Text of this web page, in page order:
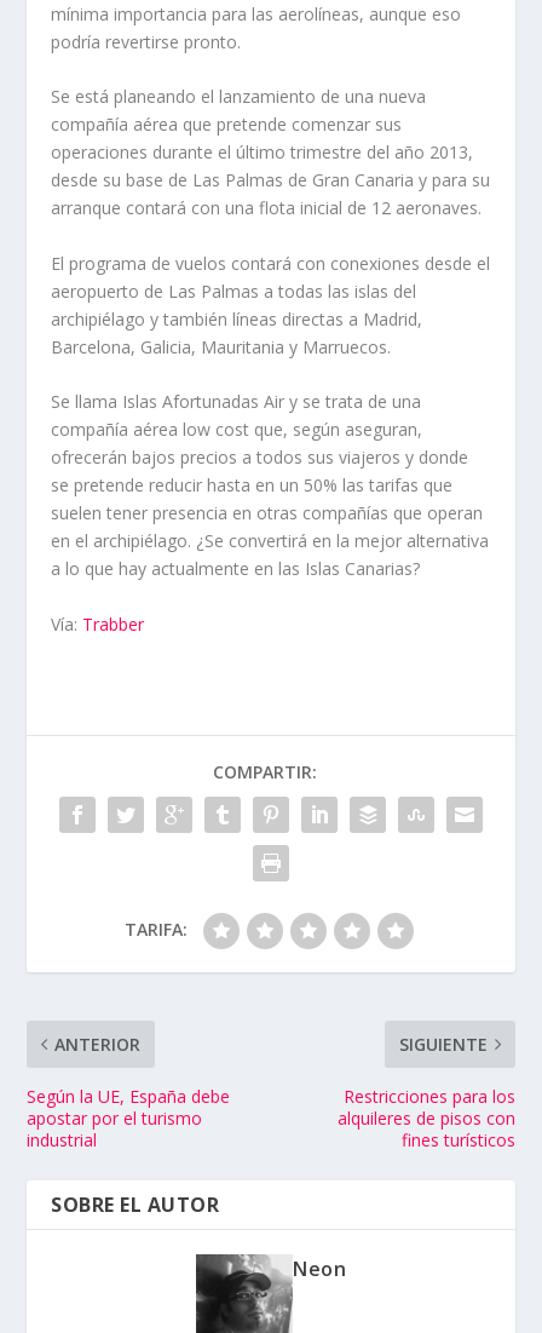
mínima importancia para las aerolíneas, aunque eso
podría revertirse pronto.
Se está planeando el lanzamiento de una nueva
compañía aérea que pretende comenzar sus
operaciones durante el último trimestre del año 2013,
desde su base de Las Palmas de Gran Canaria y para su
arranque contará con una flota inicial de 12 aeronaves.
El programa de vuelos contará con conexiones desde el
aeropuerto de Las Palmas a todas las islas del
archipiélago y también líneas directas a Madrid,
Barcelona, Galicia, Mauritania y Marruecos.
Se llama Islas Afortunadas Air y se trata de una
compañía aérea low cost que, según aseguran,
ofrecerán bajos precios a todos sus viajeros y donde
se pretende reducir hasta en un 50% las tarifas que
suelen tener presencia en otras compañías que operan
en el archipiélago. ¿Se convertirá en la mejor alternativa
a lo que hay actualmente en las Islas Canarias?
Vía: Trabber
COMPARTIR:
TARIFA:
ANTERIOR
Según la UE, España debe
apostar por el turismo
industrial
SIGUIENTE
Restricciones para los
alquileres de pisos con
fines turísticos
SOBRE EL AUTOR
Neon